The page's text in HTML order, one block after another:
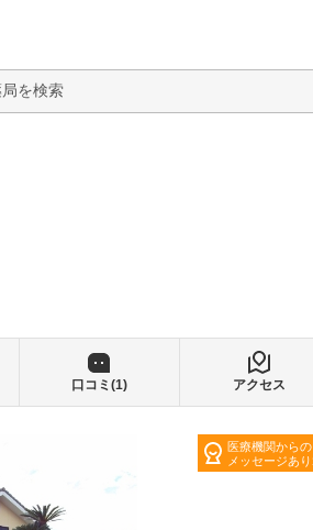
検索
口コミ(1) アクセス
医療機関からの
メッセージあり